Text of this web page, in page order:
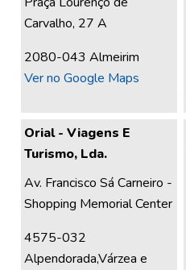
Carvalho, 27 A
2080-043 Almeirim
Ver no Google Maps
Orial - Viagens E
Turismo, Lda.
Av. Francisco Sá Carneiro -
Shopping Memorial Center
4575-032
Alpendorada,Várzea e